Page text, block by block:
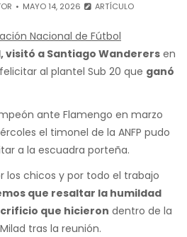
MAYO 14, 2026 ARTÍCULO
Nacional de Fútbol
visitó a Santiago Wanderers en
al plantel Sub 20 que ganó
ante Flamengo en marzo
el timonel de la ANFP pudo
a la escuadra porteña.
los chicos y por todo el trabajo
que resaltar la humildad
que hicieron dentro de la
tras la reunión.